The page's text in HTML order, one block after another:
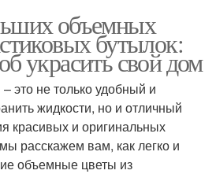
объемных
бутылок:
украсить свой дом
это не только удобный и
жидкости, но и отличный
красивых и оригинальных
расскажем вам, как легко и
объемные цветы из